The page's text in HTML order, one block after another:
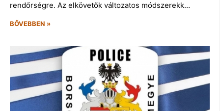
rendőrségre. Az elkövetők változatos módszerekk…
BŐVEBBEN »